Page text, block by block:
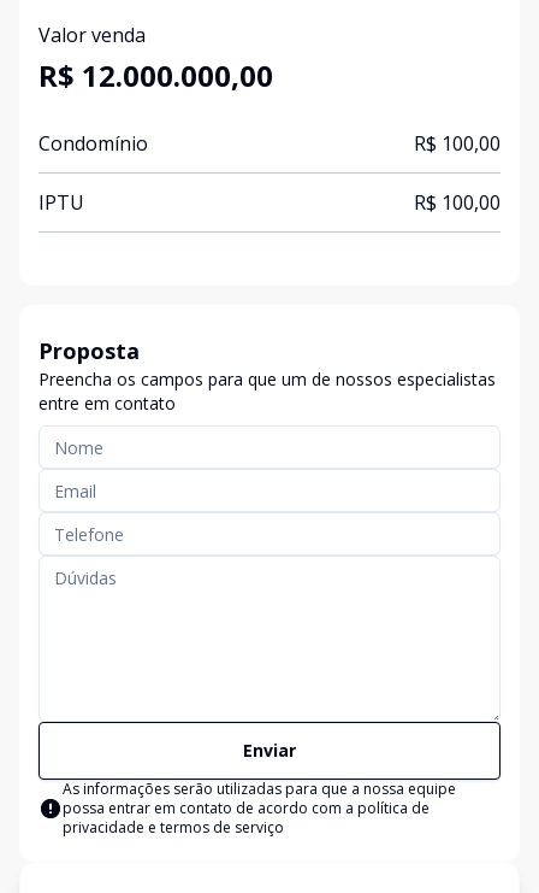
Valor venda
R$ 12.000.000,00
Condomínio R$ 100,00
IPTU R$ 100,00
Proposta
Preencha os campos para que um de nossos especialistas
entre em contato
Enviar
As informações serão utilizadas para que a nossa equipe
possa entrar em contato de acordo com a política de
privacidade e termos de serviço